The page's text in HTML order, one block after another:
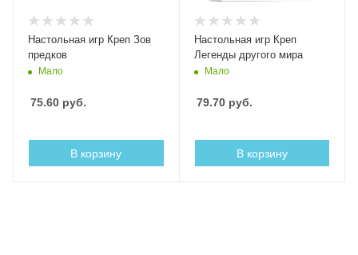
Настольная игр Креп Зов
предков
Мало
75.60 руб.
В корзину
Настольная игр Креп
Легенды другого мира
Мало
79.70руб.
В корзину